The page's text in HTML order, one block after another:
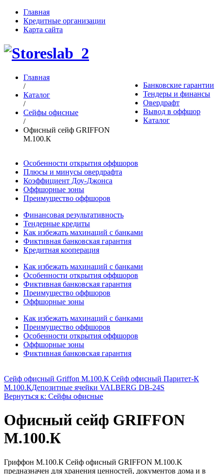
Главная
Кредитные организации
Карта сайта
Банковские гарантии
Тендеры и финансы
Овердрафт
Вывод в оффшор
Каталог
Главная
/
Каталог
/
Сейфы офисные
/
Офисный сейф GRIFFON
M.100.К
Особенности открытия оффшоров
Плюсы и минусы овердрафта
Коэффициент Доу-Джонса
Оффшорные зоны
Преимущество оффшоров
Финансовая результативность
Тендерные кредиты
Как избежать махинаций с банками
Фиктивная банковская гарантия
Кредитная кооперация
Как избежать махинаций с банками
Особенности открытия оффшоров
Фиктивная банковская гарантия
Преимущество оффшоров
Оффшорные зоны
Как избежать махинаций с банками
Преимущество оффшоров
Особенности открытия оффшоров
Оффшорные зоны
Фиктивная банковская гарантия
Сейф офисный Griffon M.100.К Сейф офисный Паритет-К
M.100.КДепозитные ячейки VALBERG DB-24S
Вернуться к: Сейфы офисные
Офисный сейф GRIFFON
M.100.К
Гриффон M.100.К Сейф офисный GRIFFON M.100.K
предназначен для хранения ценностей, документов дома и в